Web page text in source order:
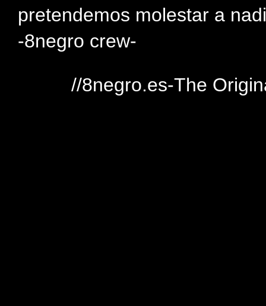
pretendemos molestar a
-8negro crew-
//8negro.es-The